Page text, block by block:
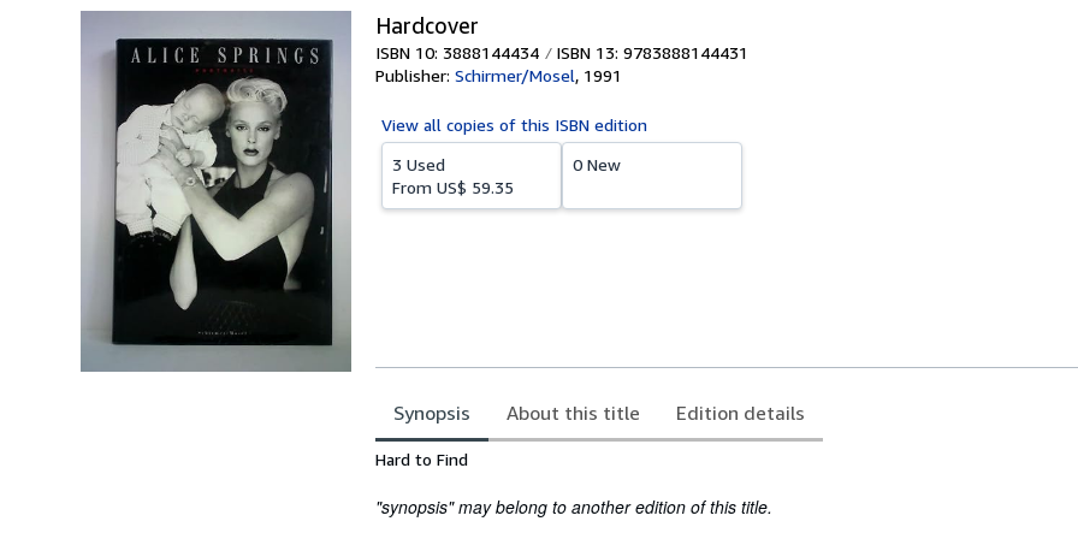
Hardcover
ISBN 10: 3888144434 ISBN 13: 9783888144431
Publisher: Schirmer/Mosel, 1991
View all copies of this ISBN edition
3 Used
From US$ 59.35
0 New
Synopsis About this title
Edition details
Synopsis
Hard to Find
"synopsis" may belong to another edition of this title.